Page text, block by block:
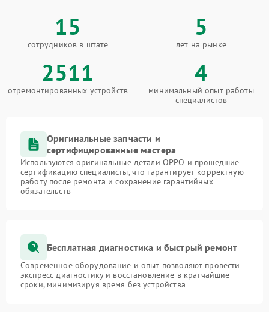
15
сотрудников в штате
5
лет на рынке
2511
отремонтированных устройств
4
минимальный опыт работы
специалистов
Оригинальные запчасти и
сертифицированные мастера
Используются оригинальные детали OPPO и прошедшие
сертификацию специалисты, что гарантирует корректную
работу после ремонта и сохранение гарантийных
обязательств
Бесплатная диагностика и быстрый ремонт
Современное оборудование и опыт позволяют провести
экспресс-диагностику и восстановление в кратчайшие
сроки, минимизируя время без устройства